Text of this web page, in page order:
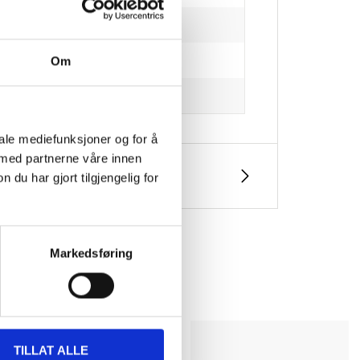
Om
mediefunksjoner og for å
partnerne våre innen
du har gjort tilgjengelig for
Markedsføring
TILLAT ALLE